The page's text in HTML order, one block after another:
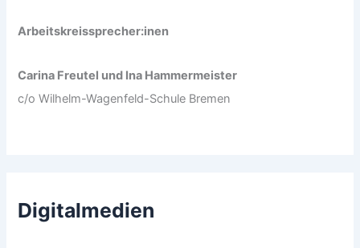
Arbeitskreissprecher:inen
Carina Freutel und Ina Hammermeister
c/o Wilhelm-Wagenfeld-Schule Bremen
Digitalmedien